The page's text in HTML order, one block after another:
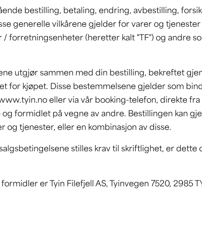
bestilling, betaling, endring, avbestilling,
generelle vilkårene gjelder for varer og
/ forretningsenheter (heretter kalt "TF") og andre
utgjør sammen med din bestilling, bekreftet
for kjøpet. Disse bestemmelsene gjelder som
eller via vår booking-telefon, direkte
formidlet på vegne av andre. Bestillingen kan
og tjenester, eller en kombinasjon av disse.
stilles krav til skriftlighet, er dette
er Tyin Filefjell AS, Tyinvegen 7520, 2985